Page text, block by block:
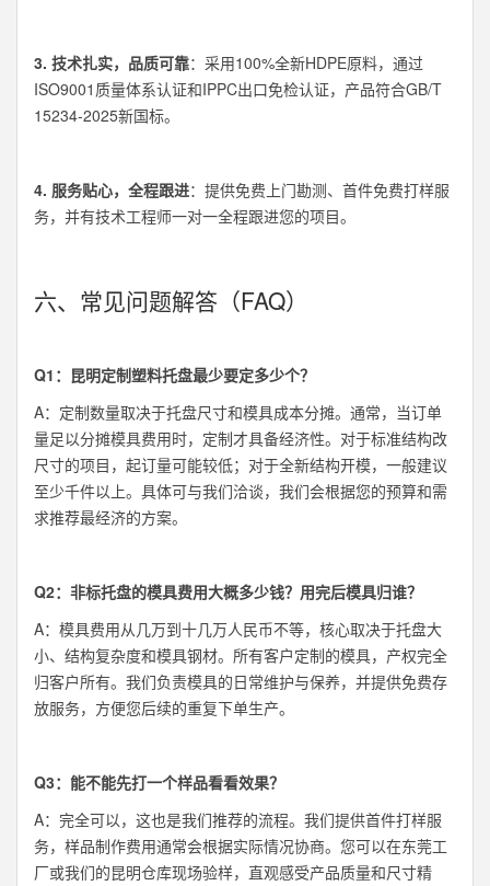
3. 技术扎实，品质可靠：采用100%全新HDPE原料，通过
ISO9001质量体系认证和IPPC出口免检认证，产品符合GB/T
15234-2025新国标。
4. 服务贴心，全程跟进：提供免费上门勘测、首件免费打样服
务，并有技术工程师一对一全程跟进您的项目。
六、常见问题解答（FAQ）
Q1：昆明定制塑料托盘最少要定多少个？
A：定制数量取决于托盘尺寸和模具成本分摊。通常，当订单
量足以分摊模具费用时，定制才具备经济性。对于标准结构改
尺寸的项目，起订量可能较低；对于全新结构开模，一般建议
至少千件以上。具体可与我们洽谈，我们会根据您的预算和需
求推荐最经济的方案。
Q2：非标托盘的模具费用大概多少钱？用完后模具归谁？
A：模具费用从几万到十几万人民币不等，核心取决于托盘大
小、结构复杂度和模具钢材。所有客户定制的模具，产权完全
归客户所有。我们负责模具的日常维护与保养，并提供免费存
放服务，方便您后续的重复下单生产。
Q3：能不能先打一个样品看看效果？
A：完全可以，这也是我们推荐的流程。我们提供首件打样服
务，样品制作费用通常会根据实际情况协商。您可以在东莞工
厂或我们的昆明仓库现场验样，直观感受产品质量和尺寸精